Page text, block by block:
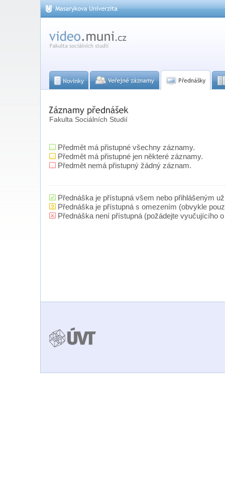
Fakulta Sociálních Studií
Předmět má přistupné všechny záznamy.
Předmět má přistupné jen některé záznamy.
Předmět nemá přistupný žádný záznam.
Přednáška je přístupná všem nebo přihlášeným
Přednáška je přístupná s omezením (obvykle
Přednáška není přístupná (požádejte vyučujícího